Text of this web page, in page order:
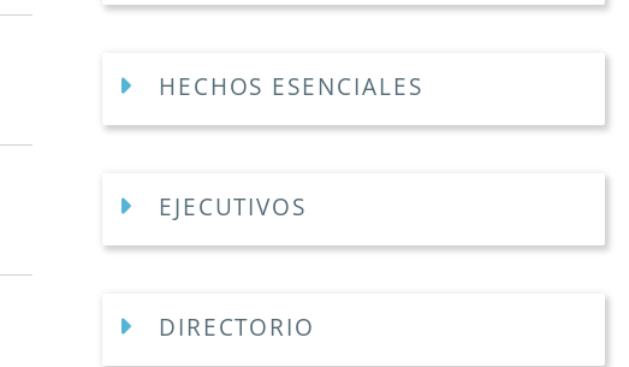
HECHOS ESENCIALES
EJECUTIVOS
DIRECTORIO